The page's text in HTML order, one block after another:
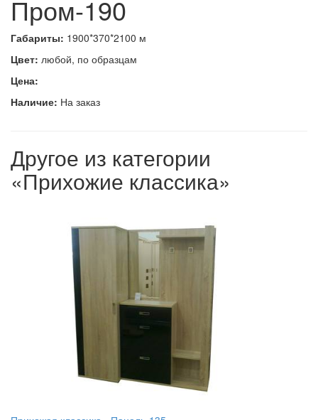
Пром-190
Габариты: 1900*370*2100 м
Цвет: любой, по образцам
Цена:
Наличие: На заказ
Другое из категории
«Прихожие классика»